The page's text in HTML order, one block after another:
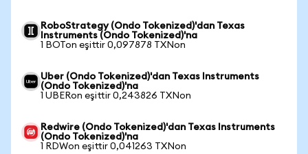
RoboStrategy (Ondo Tokenized)'dan Texas
Instruments (Ondo Tokenized)'na
1 BOTon eşittir 0,097878 TXNon
Uber (Ondo Tokenized)'dan Texas Instruments
(Ondo Tokenized)'na
1 UBERon eşittir 0,243826 TXNon
Redwire (Ondo Tokenized)'dan Texas Instruments
(Ondo Tokenized)'na
1 RDWon eşittir 0,041263 TXNon